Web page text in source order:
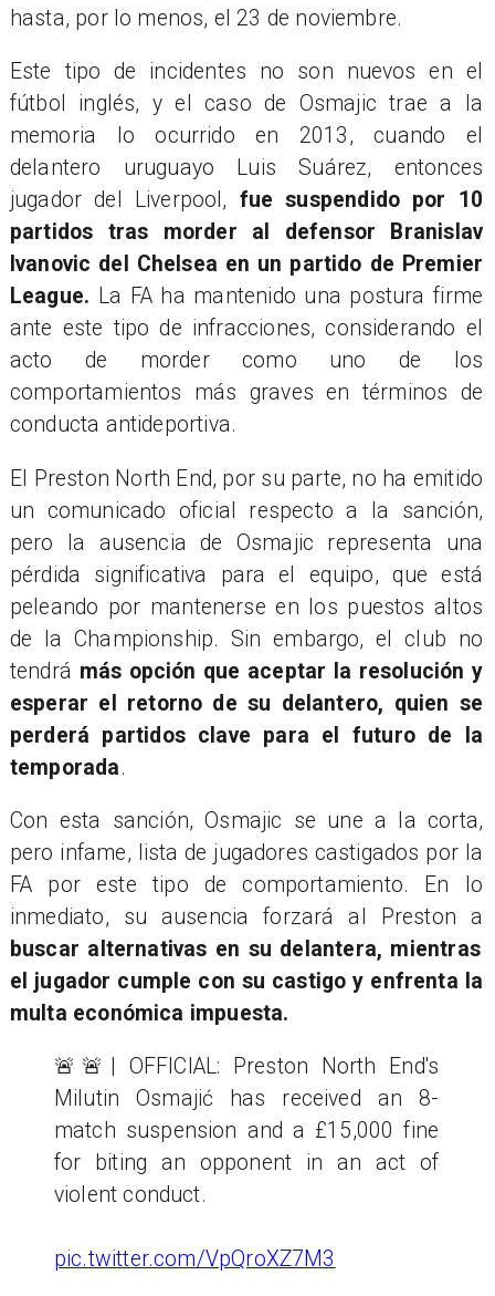
hasta, por lo menos, el 23 de noviembre.
Este tipo de incidentes no son nuevos en el
fútbol inglés, y el caso de Osmajic trae a la
memoria lo ocurrido en 2013, cuando el
delantero uruguayo Luis Suárez, entonces
jugador del Liverpool, fue suspendido por 10
partidos tras morder al defensor Branislav
Ivanovic del Chelsea en un partido de Premier
League. La FA ha mantenido una postura firme
ante este tipo de infracciones, considerando el
acto de morder como uno de los
comportamientos más graves en términos de
conducta antideportiva.
El Preston North End, por su parte, no ha emitido
un comunicado oficial respecto a la sanción,
pero la ausencia de Osmajic representa una
pérdida significativa para el equipo, que está
peleando por mantenerse en los puestos altos
de la Championship. Sin embargo, el club no
tendrá más opción que aceptar la resolución y
esperar el retorno de su delantero, quien se
perderá partidos clave para el futuro de la
temporada.
Con esta sanción, Osmajic se une a la corta,
pero infame, lista de jugadores castigados por la
FA por este tipo de comportamiento. En lo
inmediato, su ausencia forzará al Preston a
buscar alternativas en su delantera, mientras
el jugador cumple con su castigo y enfrenta la
multa económica impuesta.
🚨🚨| OFFICIAL: Preston North End's
Milutin Osmajić has received an 8-
match suspension and a £15,000 fine
for biting an opponent in an act of
violent conduct.
pic.twitter.com/VpQroXZ7M3